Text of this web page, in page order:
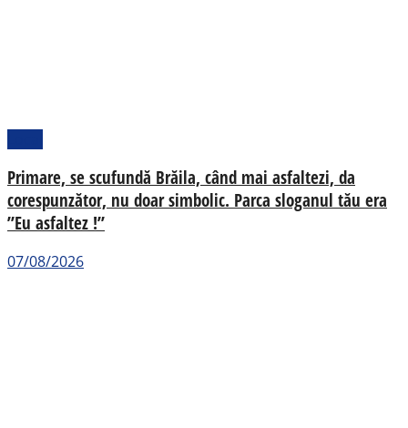
Primare, se scufundă Brăila, când mai asfaltezi, da
corespunzător, nu doar simbolic. Parca sloganul tău era
”Eu asfaltez !”
07/08/2026